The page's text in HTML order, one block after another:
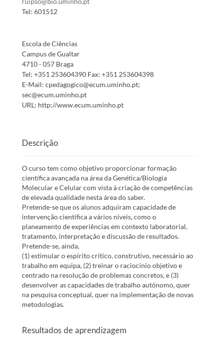
Tel: 601512
Escola de Ciências
Campus de Gualtar
4710 - 057 Braga
Tel: +351 253604390 Fax: +351 253604398
E-Mail: cpedagogico@ecum.uminho.pt;
sec@ecum.uminho.pt
URL: http://www.ecum.uminho.pt
Descrição
O curso tem como objetivo proporcionar formação
científica avançada na área da Genética/Biologia
Molecular e Celular com vista à criação de competências
de elevada qualidade nesta área do saber.
Pretende-se que os alunos adquiram capacidade de
intervenção científica a vários níveis, como o
planeamento de experiências em contexto laboratorial,
tratamento, interpretação e discussão de resultados.
Pretende-se, ainda,
(1) estimular o espírito crítico, construtivo, necessário ao
trabalho em equipa, (2) treinar o raciocínio objetivo e
centrado na resolução de problemas concretos, e (3)
desenvolver as capacidades de trabalho autónomo, quer
na pesquisa conceptual, quer na implementação de novas
metodologias.
Resultados de aprendizagem